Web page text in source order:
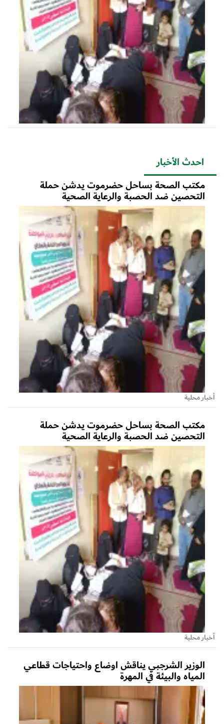
احدث الأخبار
مكتب الصحة بساحل حضرموت يدشن حملة
التحصين ضد الحصبة والرعاية الصحية
أخبار محلية
مكتب الصحة بساحل حضرموت يدشن حملة
التحصين ضد الحصبة والرعاية الصحية
أخبار محلية
الوزير الشرجبي يناقش اوضاع واحتياجات قطاعي
المياه والبيئة في المهرة